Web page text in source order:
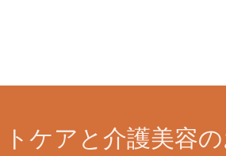
ケアと介護美容